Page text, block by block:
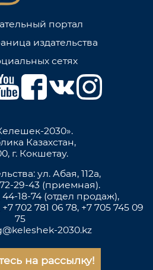
портал
издательства
сетях
2030».
Казахстан,
г. Кокшетау.
ул. Абая, 112а,
72-29-43 (приемная).
44-18-74 (отдел продаж),
702 781 06 78, +7 705 745 09
75
2030.kz
на рассылку!